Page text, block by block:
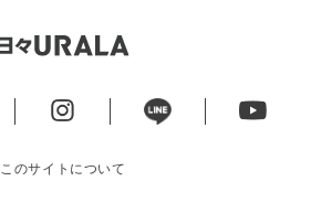
このサイトについて